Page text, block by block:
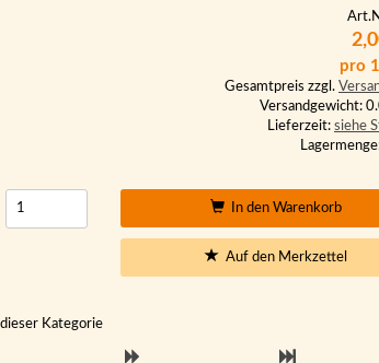
pro
Gesamtpreis zzgl.
Versandgewicht:
Lieferzeit: siehe
In den Warenkorb
Auf den Merkzettel
Kategorie